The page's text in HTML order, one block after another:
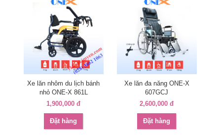
Xe lăn nhôm du lịch bánh
nhỏ ONE-X 861L
1,900,000 đ
Đặt hàng
Xe lăn đa năng ONE-X
607GCJ
2,600,000 đ
Đặt hàng